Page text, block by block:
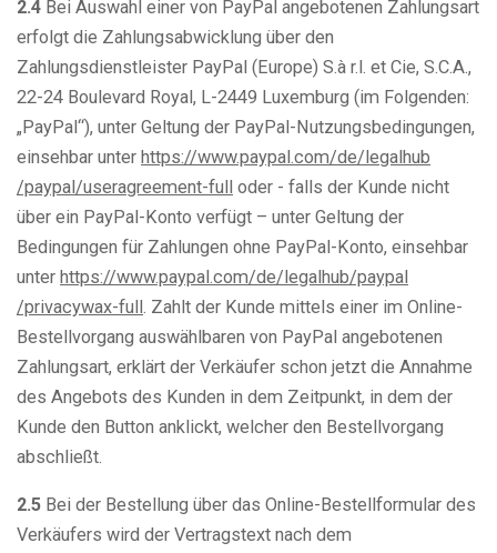
2.4 Bei Auswahl einer von PayPal angebotenen Zahlungsart
erfolgt die Zahlungsabwicklung über den
Zahlungsdienstleister PayPal (Europe) S.à r.l. et Cie, S.C.A.,
22-24 Boulevard Royal, L-2449 Luxemburg (im Folgenden:
„PayPal“), unter Geltung der PayPal-Nutzungsbedingungen,
einsehbar unter https://www.paypal.com/de/legalhub
/paypal/useragreement-full oder - falls der Kunde nicht
über ein PayPal-Konto verfügt – unter Geltung der
Bedingungen für Zahlungen ohne PayPal-Konto, einsehbar
unter https://www.paypal.com/de/legalhub/paypal
/privacywax-full. Zahlt der Kunde mittels einer im Online-
Bestellvorgang auswählbaren von PayPal angebotenen
Zahlungsart, erklärt der Verkäufer schon jetzt die Annahme
des Angebots des Kunden in dem Zeitpunkt, in dem der
Kunde den Button anklickt, welcher den Bestellvorgang
abschließt.
2.5 Bei der Bestellung über das Online-Bestellformular des
Verkäufers wird der Vertragstext nach dem